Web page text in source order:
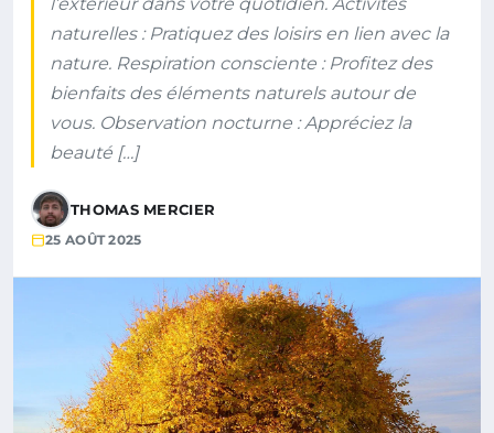
naturelles : Pratiquez des loisirs en lien avec la
nature. Respiration consciente : Profitez des
bienfaits des éléments naturels autour de
vous. Observation nocturne : Appréciez la
beauté […]
THOMAS MERCIER
25 AOÛT 2025